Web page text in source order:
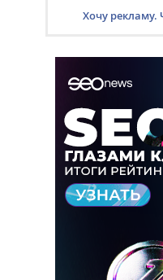
Хочу рекламу.